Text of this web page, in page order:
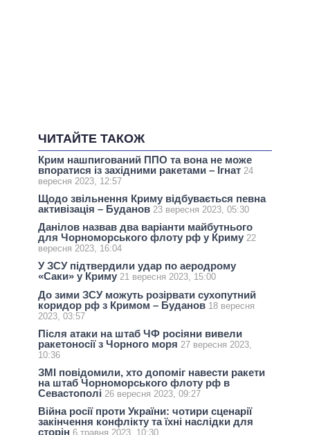
ЧИТАЙТЕ ТАКОЖ
Крим нашпигований ППО та вона не може
впоратися із західними ракетами – Ігнат 24
вересня 2023, 12:57
Щодо звільнення Криму відбувається певна
активізація – Буданов 23 вересня 2023, 05:30
Данілов назвав два варіанти майбутнього
для Чорноморського флоту рф у Криму 22
вересня 2023, 16:04
У ЗСУ підтвердили удар по аеродрому
«Саки» у Криму 21 вересня 2023, 15:00
До зими ЗСУ можуть розірвати сухопутний
коридор рф з Кримом – Буданов 18 вересня
2023, 03:57
Після атаки на штаб ЧФ росіяни вивели
ракетоносії з Чорного моря 27 вересня 2023,
10:36
ЗМІ повідомили, хто допоміг навести ракети
на штаб Чорноморського флоту рф в
Севастополі 26 вересня 2023, 09:27
Війна росії проти України: чотири сценарії
закінчення конфлікту та їхні наслідки для
сторін 6 травня 2023, 10:30